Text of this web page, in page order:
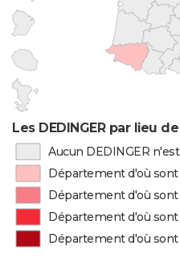
Les DEDINGER par lieu
Aucun DEDINGER
Département d'où
Département d'où sont
Département d'où
Département d'où